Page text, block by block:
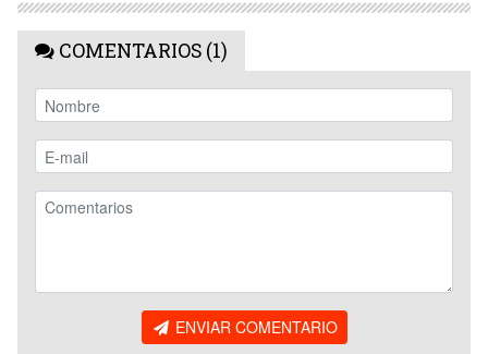
COMENTARIOS (1)
ENVIAR COMENTARIO